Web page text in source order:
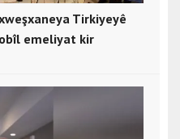
Tirkiyeyê
emeliyat kir